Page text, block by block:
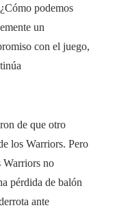
podemos
un
con el juego,
de que otro
los Warriors. Pero
Warriors no
pérdida de balón
ante